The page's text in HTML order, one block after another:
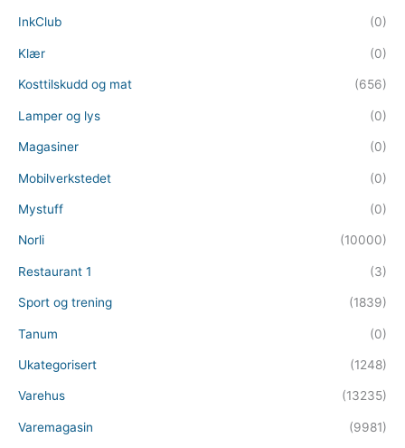
InkClub (0)
Klær (0)
Kosttilskudd og mat (656)
Lamper og lys (0)
Magasiner (0)
Mobilverkstedet (0)
Mystuff (0)
Norli (10000)
Restaurant 1 (3)
Sport og trening (1839)
Tanum (0)
Ukategorisert (1248)
Varehus (13235)
Varemagasin (9981)